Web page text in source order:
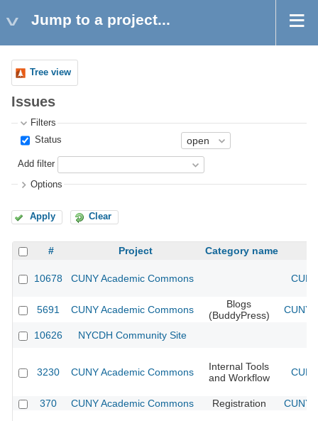
Jump to a project...
Tree view
Issues
Filters
Status
Add filter
Options
Apply Clear
# Project Category name
10678 CUNY Academic Commons
5691 CUNY Academic Commons
Blogs
(BuddyPress)
CUNY
10626 NYCDH Community Site
3230 CUNY Academic Commons
Internal Tools
and Workflow
370 CUNY Academic Commons Registration CUNY